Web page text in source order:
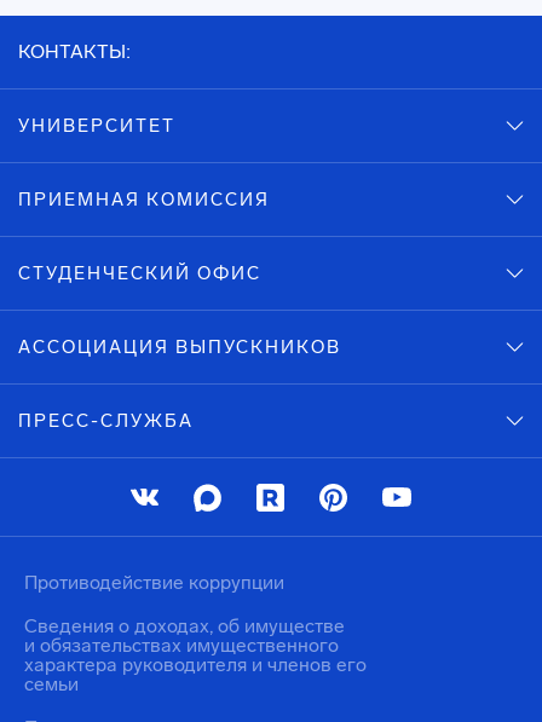
КОНТАКТЫ:
УНИВЕРСИТЕТ
ПРИЕМНАЯ КОМИССИЯ
СТУДЕНЧЕСКИЙ ОФИС
АССОЦИАЦИЯ ВЫПУСКНИКОВ
ПРЕСС-СЛУЖБА
Противодействие коррупции
Сведения о доходах, об имуществе
и обязательствах имущественного
характера руководителя и членов его
семьи